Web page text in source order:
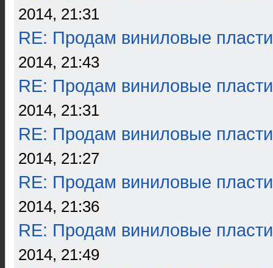
2014, 21:31
RE: Продам виниловые
2014, 21:43
RE: Продам виниловые
2014, 21:31
RE: Продам виниловые
2014, 21:27
RE: Продам виниловые
2014, 21:36
RE: Продам виниловые
2014, 21:49